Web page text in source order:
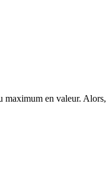
maximum en valeur. Alors,